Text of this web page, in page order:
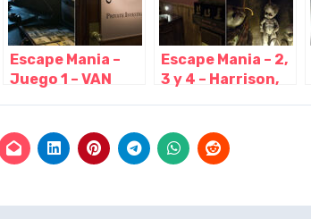
Escape Mania –
Juego 1 – VAN
Escape Mania – 2,
3 y 4 – Harrison,